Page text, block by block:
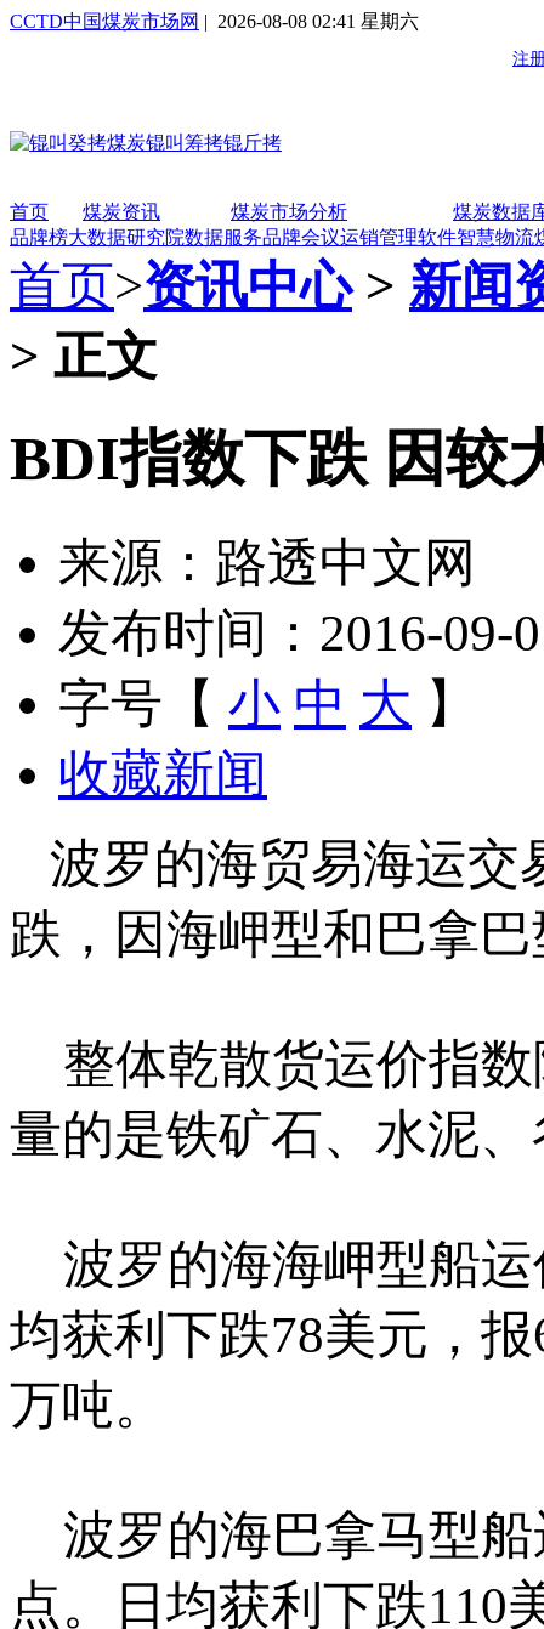
CCTD中国煤炭市场网 | 2026-08-08 02:41 星期六
首页 煤炭资讯 煤炭市场分析
煤炭数据
品牌榜大数据研究院数据服务品牌会议运销管理软件智慧物流
首页>资讯中心> 新闻
> 正文
BDI指数下跌 因较
来源：路透中文网
发布时间：2016-09-
字号【 小 中 大 】
收藏新闻
波罗的海贸易海运交
跌，因海岬型和巴拿
整体乾散货运价指数
量的是铁矿石、水泥
波罗的海海岬型船运
均获利下跌78美元，
万吨。
波罗的海巴拿马型船
点。日均获利下跌110